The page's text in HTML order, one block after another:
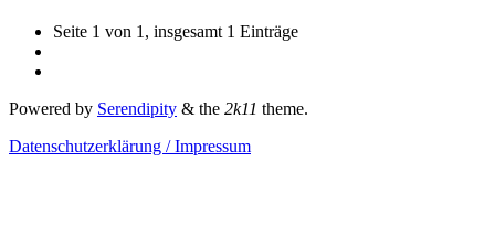
Seite 1 von 1, insgesamt 1 Einträge
Powered by Serendipity & the 2k11 theme.
Datenschutzerklärung / Impressum